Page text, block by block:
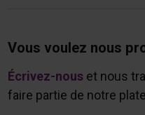
Vous voulez nous
Écrivez-nouset nous
faire partie de notre